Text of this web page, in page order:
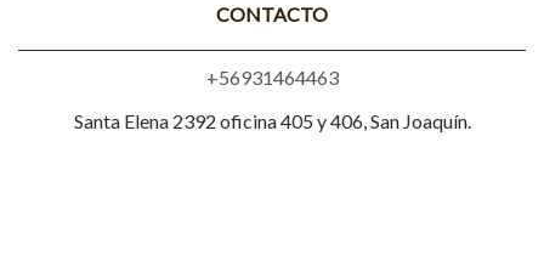
CONTACTO
+56931464463
Santa Elena 2392 oficina 405 y 406, San Joaquín.